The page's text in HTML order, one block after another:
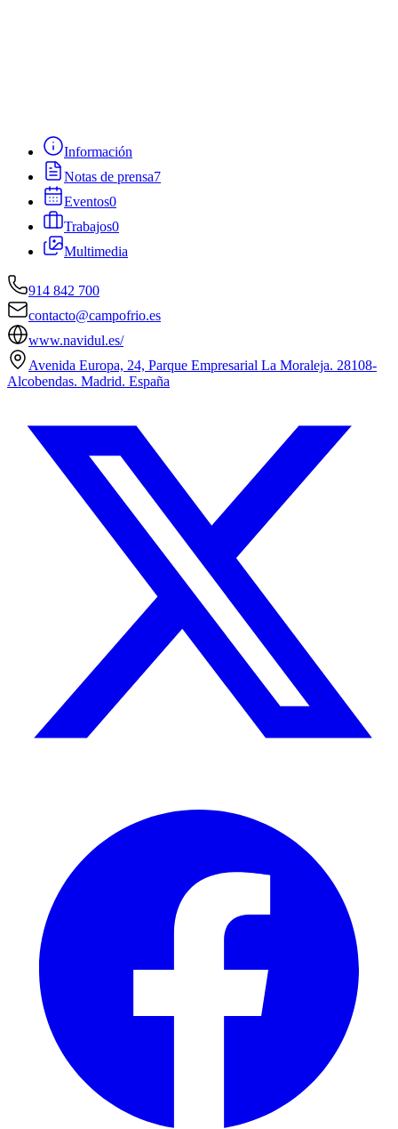
Información
Notas de prensa7
Eventos0
Trabajos0
Multimedia
914 842 700
contacto@campofrio.es
www.navidul.es/
Avenida Europa, 24, Parque Empresarial La Moraleja. 28108-
Alcobendas. Madrid. España